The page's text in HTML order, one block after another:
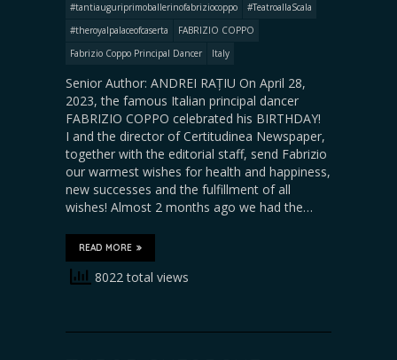
#tantiauguriprimoballerinofabriziocoppo
#TeatroallaScala
#theroyalpalaceofcaserta
FABRIZIO COPPO
Fabrizio Coppo Principal Dancer
Italy
Senior Author: ANDREI RAȚIU On April 28,
2023, the famous Italian principal dancer
FABRIZIO COPPO celebrated his BIRTHDAY!
I and the director of Certitudinea Newspaper,
together with the editorial staff, send Fabrizio
our warmest wishes for health and happiness,
new successes and the fulfillment of all
wishes! Almost 2 months ago we had the…
READ MORE
8022 total views